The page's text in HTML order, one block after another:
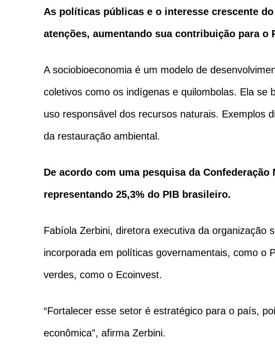
As políticas públicas e o interesse crescente
atenções, aumentando sua contribuição para
A sociobioeconomia é um modelo de
coletivos como os indígenas e quilombolas. Ela
uso responsável dos recursos naturais. Exemplos
da restauração ambiental.
De acordo com uma pesquisa da
representando 25,3% do PIB brasileiro.
Fabíola Zerbini, diretora executiva da organização
incorporada em políticas governamentais, como o
verdes, como o Ecoinvest.
“Fortalecer esse setor é estratégico para o país,
econômica”, afirma Zerbini.